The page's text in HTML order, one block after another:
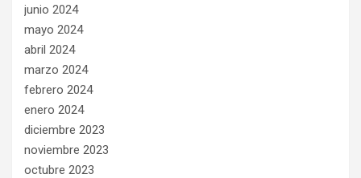
junio 2024
mayo 2024
abril 2024
marzo 2024
febrero 2024
enero 2024
diciembre 2023
noviembre 2023
octubre 2023